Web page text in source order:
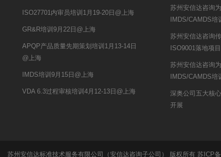
ISO27701内审员培训1月19-20日@上海
GR&R培训9月22日@上海
APQP产品质量先期策划培训1月13-14日
@上海
IMDS培训9月15日@上海
VDA 6.3过程审核培训4月12-13日@上海
苏州安信达咨询
IMDS/CAMDS培
苏州安信达咨询
ISO9001落地项
苏州安信达咨询
IMDS/CAMDS培
深奥公司五大核
开展
苏州安信达标准技术服务有限公司（安信达咨询子公司） 版权所有 苏ICP